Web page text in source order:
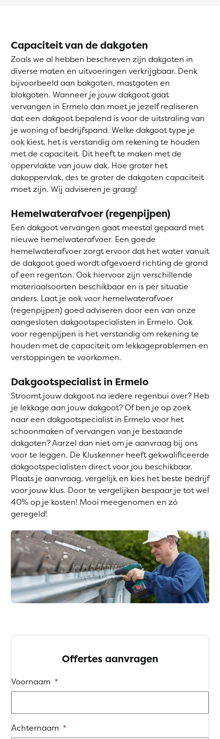
Capaciteit van de dakgoten
Zoals we al hebben beschreven zijn dakgoten in
diverse maten en uitvoeringen verkrijgbaar. Denk
bijvoorbeeld aan bakgoten, mastgoten en
blokgoten. Wanneer je jouw dakgoot gaat
vervangen in Ermelo dan moet je jezelf realiseren
dat een dakgoot bepalend is voor de uitstraling van
je woning of bedrijfspand. Welke dakgoot type je
ook kiest, het is verstandig om rekening te houden
met de capaciteit. Dit heeft te maken met de
oppervlakte van jouw dak. Hoe groter het
dakoppervlak, des te groter de dakgoten capaciteit
moet zijn. Wij adviseren je graag!
Hemelwaterafvoer (regenpijpen)
Een dakgoot vervangen gaat meestal gepaard met
nieuwe hemelwaterafvoer. Een goede
hemelwaterafvoer zorgt ervoor dat het water vanuit
de dakgoot goed wordt afgevoerd richting de grond
of een regenton. Ook hiervoor zijn verschillende
materiaalsoorten beschikbaar en is per situatie
anders. Laat je ook voor hemelwaterafvoer
(regenpijpen) goed adviseren door een van onze
aangesloten dakgootspecialisten in Ermelo. Ook
voor regenpijpen is het verstandig om rekening te
houden met de capaciteit om lekkageproblemen en
verstoppingen te voorkomen.
Dakgootspecialist in Ermelo
Stroomt jouw dakgoot na iedere regenbui over? Heb
je lekkage aan jouw dakgoot? Of ben je op zoek
naar een dakgootspecialist in Ermelo voor het
schoonmaken of vervangen van je bestaande
dakgoten? Aarzel dan niet om je aanvraag bij ons
voor te leggen. De Kluskenner heeft gekwalificeerde
dakgootspecialisten direct voor jou beschikbaar.
Plaats je aanvraag, vergelijk en kies het beste bedrijf
voor jouw klus. Door te vergelijken bespaar je tot wel
40% op je kosten! Mooi meegenomen en zó
geregeld!
Offertes aanvragen
Voornaam *
Achternaam *